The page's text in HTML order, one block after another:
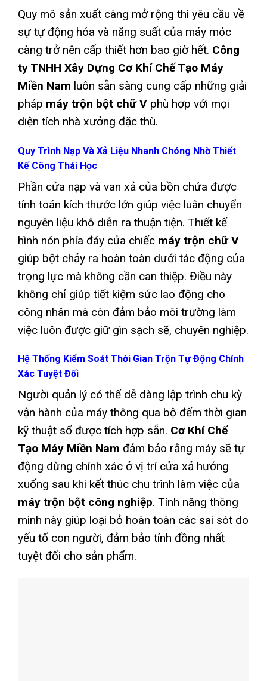
Quy mô sản xuất càng mở rộng thì yêu cầu về
sự tự động hóa và năng suất của máy móc
càng trở nên cấp thiết hơn bao giờ hết. Công
ty TNHH Xây Dựng Cơ Khí Chế Tạo Máy
Miền Nam luôn sẵn sàng cung cấp những giải
pháp máy trộn bột chữ V phù hợp với mọi
diện tích nhà xưởng đặc thù.
Quy Trình Nạp Và Xả Liệu Nhanh Chóng Nhờ Thiết
Kế Công Thái Học
Phần cửa nạp và van xả của bồn chứa được
tính toán kích thước lớn giúp việc luân chuyển
nguyên liệu khô diễn ra thuận tiện. Thiết kế
hình nón phía đáy của chiếc máy trộn chữ V
giúp bột chảy ra hoàn toàn dưới tác động của
trọng lực mà không cần can thiệp. Điều này
không chỉ giúp tiết kiệm sức lao động cho
công nhân mà còn đảm bảo môi trường làm
việc luôn được giữ gìn sạch sẽ, chuyên nghiệp.
Hệ Thống Kiểm Soát Thời Gian Trộn Tự Động Chính
Xác Tuyệt Đối
Người quản lý có thể dễ dàng lập trình chu kỳ
vận hành của máy thông qua bộ đếm thời gian
kỹ thuật số được tích hợp sẵn. Cơ Khí Chế
Tạo Máy Miền Nam đảm bảo rằng máy sẽ tự
động dừng chính xác ở vị trí cửa xả hướng
xuống sau khi kết thúc chu trình làm việc của
máy trộn bột công nghiệp. Tính năng thông
minh này giúp loại bỏ hoàn toàn các sai sót do
yếu tố con người, đảm bảo tính đồng nhất
tuyệt đối cho sản phẩm.